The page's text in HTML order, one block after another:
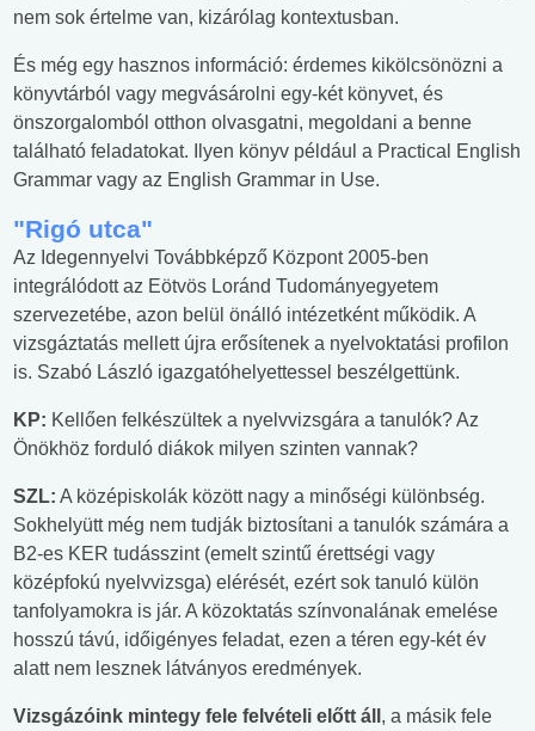
nem sok értelme van, kizárólag kontextusban.
És még egy hasznos információ: érdemes kikölcsönözni a
könyvtárból vagy megvásárolni egy-két könyvet, és
önszorgalomból otthon olvasgatni, megoldani a benne
található feladatokat. Ilyen könyv például a Practical English
Grammar vagy az English Grammar in Use.
"Rigó utca"
Az Idegennyelvi Továbbképző Központ 2005-ben
integrálódott az Eötvös Loránd Tudományegyetem
szervezetébe, azon belül önálló intézetként működik. A
vizsgáztatás mellett újra erősítenek a nyelvoktatási profilon
is. Szabó László igazgatóhelyettessel beszélgettünk.
KP: Kellően felkészültek a nyelvvizsgára a tanulók? Az
Önökhöz forduló diákok milyen szinten vannak?
SZL: A középiskolák között nagy a minőségi különbség.
Sokhelyütt még nem tudják biztosítani a tanulók számára a
B2-es KER tudásszint (emelt szintű érettségi vagy
középfokú nyelvvizsga) elérését, ezért sok tanuló külön
tanfolyamokra is jár. A közoktatás színvonalának emelése
hosszú távú, időigényes feladat, ezen a téren egy-két év
alatt nem lesznek látványos eredmények.
Vizsgázóink mintegy fele felvételi előtt áll , a másik fele